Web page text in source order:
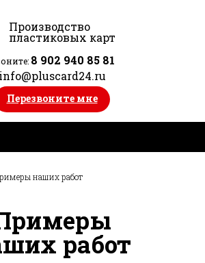
Производство
пластиковых карт
8 902 940 85 81
info@pluscard24.ru
Перезвоните мне
наших работ
работ